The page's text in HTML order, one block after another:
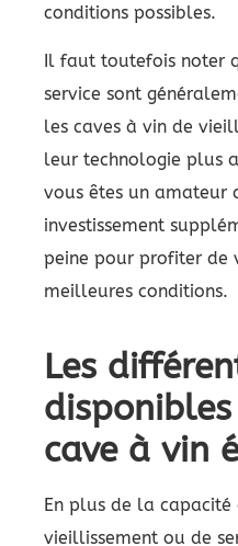
conditions possibles.
Il faut toutefois noter
service sont
les caves à vin de
leur technologie plus
vous êtes un amateur
investissement
peine pour profiter de
meilleures conditions.
Les
cave à vin
En plus de la
vieillissement ou de